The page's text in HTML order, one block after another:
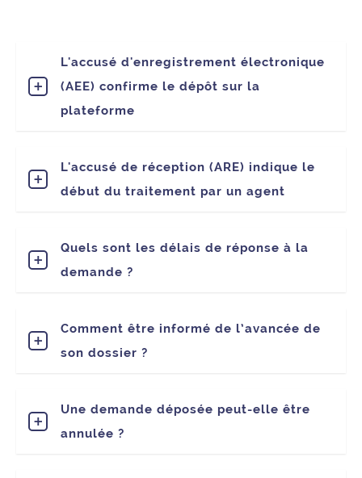
L'accusé d'enregistrement électronique
(AEE) confirme le dépôt sur la
plateforme
L'accusé de réception (ARE) indique le
début du traitement par un agent
Quels sont les délais de réponse à la
demande ?
Comment être informé de l’avancée de
son dossier ?
Une demande déposée peut-elle être
annulée ?